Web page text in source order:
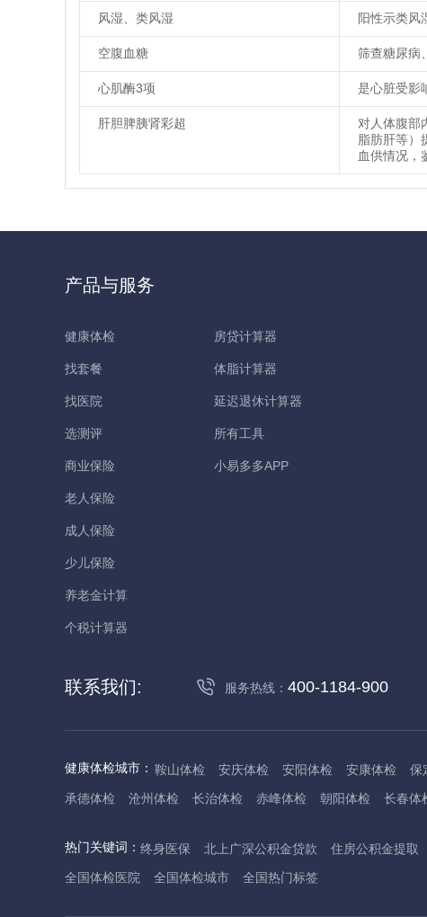
风湿、类风湿 阳性示类风
空腹血糖 筛查糖尿病
心肌酶3项 是心脏受影
肝胆脾胰肾彩超
对人体腹部
脂肪肝等）
血供情况，
产品与服务
健康体检
找套餐
找医院
选测评
商业保险
老人保险
成人保险
少儿保险
养老金计算
个税计算器
房贷计算器
体脂计算器
延迟退休计算器
所有工具
小易多多APP
联系我们: 服务热线： 400-1184-900
健康体检城市： 鞍山体检 安庆体检 安阳体检 安康体检 保
承德体检
沧州体检 长治体检 赤峰体检 朝阳体检 长春体
佛山体检
防城港体检 赣州体检 广州体检 桂林体检 贵港
淮安体检
杭州体检 湖州体检 合肥体检
海口体检
汉中体检 晋城体检 晋中体检 锦州体检 吉林体
热门关键词： 终身医保 北上广深公积金贷款 住房公积金提取
全国体检医院
全国体检城市 全国热门标签